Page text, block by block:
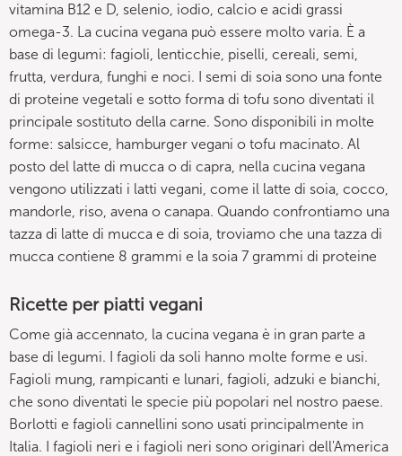
vitamina B12 e D, selenio, iodio, calcio e acidi grassi
omega-3. La cucina vegana può essere molto varia. È a
base di legumi: fagioli, lenticchie, piselli, cereali, semi,
frutta, verdura, funghi e noci. I semi di soia sono una fonte
di proteine vegetali e sotto forma di tofu sono diventati il
principale sostituto della carne. Sono disponibili in molte
forme: salsicce, hamburger vegani o tofu macinato. Al
posto del latte di mucca o di capra, nella cucina vegana
vengono utilizzati i latti vegani, come il latte di soia, cocco,
mandorle, riso, avena o canapa. Quando confrontiamo una
tazza di latte di mucca e di soia, troviamo che una tazza di
mucca contiene 8 grammi e la soia 7 grammi di proteine
Ricette per piatti vegani
Come già accennato, la cucina vegana è in gran parte a
base di legumi. I fagioli da soli hanno molte forme e usi.
Fagioli mung, rampicanti e lunari, fagioli, adzuki e bianchi,
che sono diventati le specie più popolari nel nostro paese.
Borlotti e fagioli cannellini sono usati principalmente in
Italia. I fagioli neri e i fagioli neri sono originari dell'America